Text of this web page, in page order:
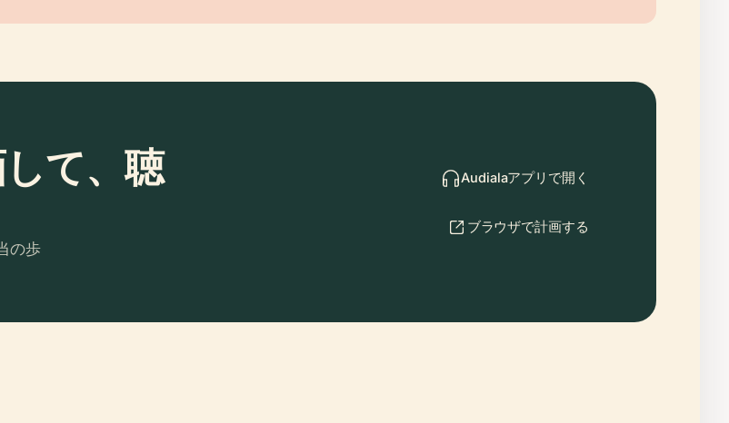
して、聴
の歩
Audialaアプリで開く
ブラウザで計画する